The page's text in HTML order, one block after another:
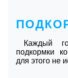
Каждый
подкормки
для этого не